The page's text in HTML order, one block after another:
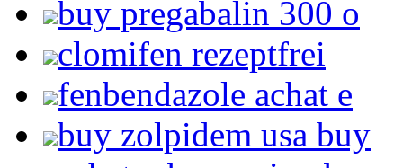
buy pregabalin 300 o
clomifen rezeptfrei
fenbendazole achat e
buy zolpidem usa buy